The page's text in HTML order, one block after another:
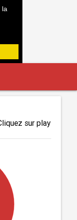
la
sur play